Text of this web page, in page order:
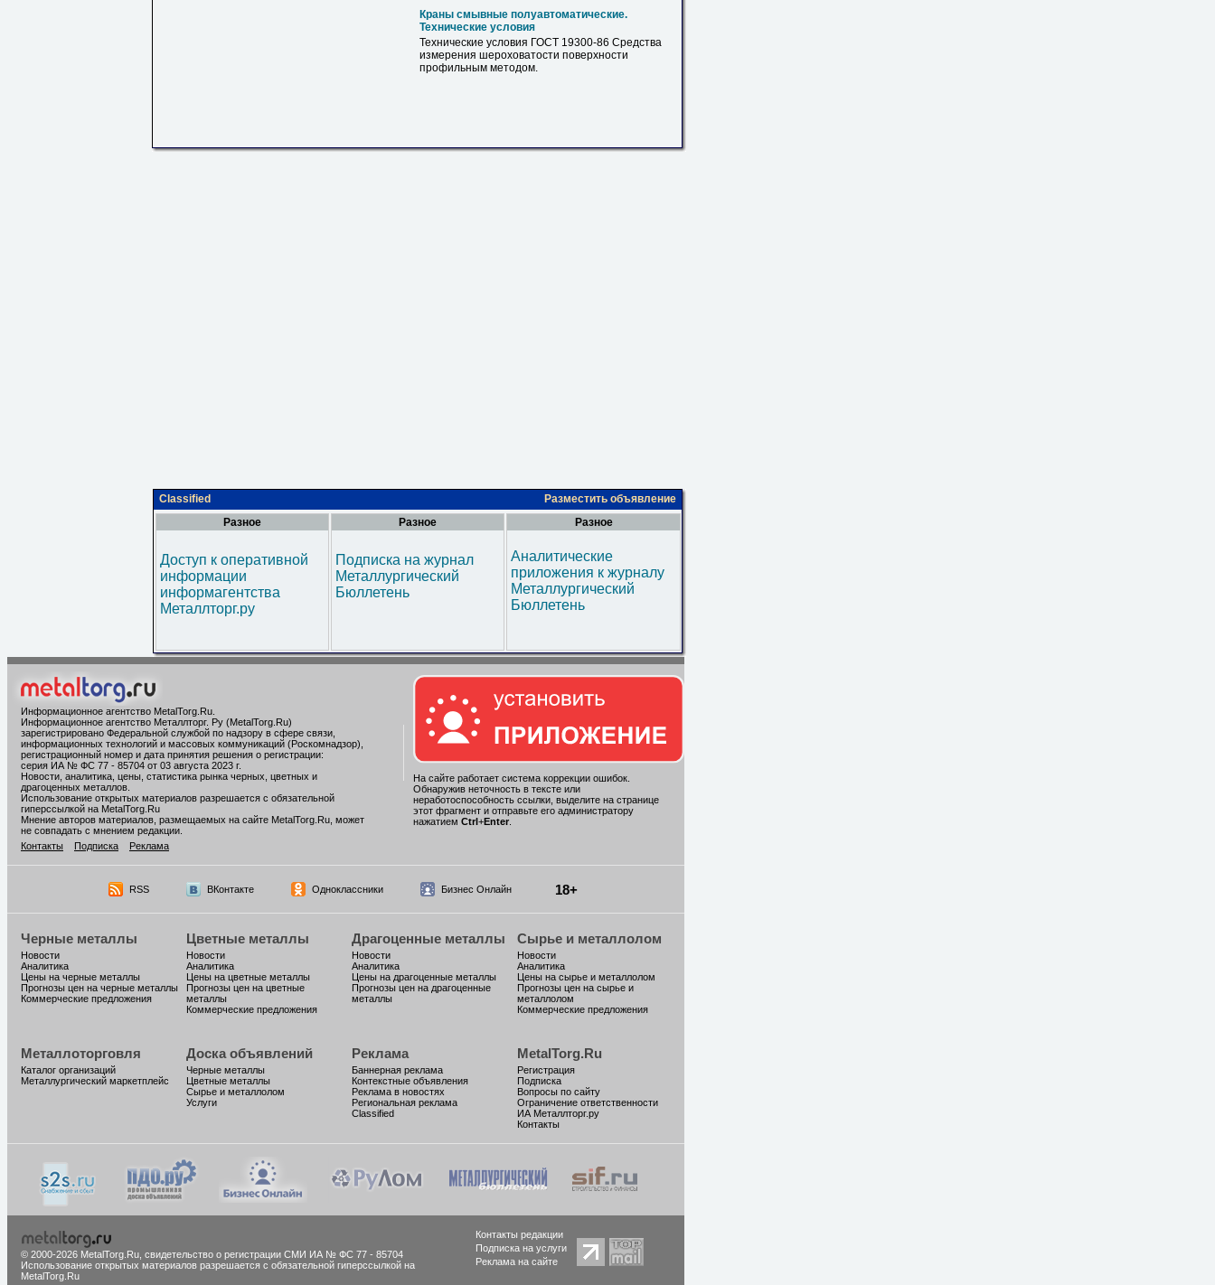
Краны смывные полуавтоматические.
Технические условия
Технические условия ГОСТ 19300-86 Средства
измерения шероховатости поверхности
профильным методом.
Classified
Разместить объявление
Разное
Доступ к оперативной
информации
информагентства
Металлторг.ру
Разное
Подписка на журнал
Металлургический
Бюллетень
Разное
Аналитические
приложения к журналу
Металлургический
Бюллетень
Информационное агентство MetalTorg.Ru
Информационное агентство Металлторг. Ру (MetalTorg.Ru)
зарегистрировано Федеральной службой по надзору в сфере связи,
информационных технологий и массовых коммуникаций (Роскомнадзор),
регистрационный номер и дата принятия решения о регистрации:
серия ИА № ФС 77 - 85704 от 03 августа 2023 г.
Новости, аналитика, цены, статистика рынка черных, цветных и
драгоценных металлов.
Использование открытых материалов разрешается с обязательной
гиперссылкой на MetalTorg.Ru
Мнение авторов материалов, размещаемых на сайте MetalTorg.Ru, может
не совпадать с мнением редакции.
Контакты
Подписка Реклама
На сайте работает система коррекции ошибок.
Обнаружив неточность в тексте или
неработоспособность ссылки, выделите на странице
этот фрагмент и отправьте его администратору
нажатием Ctrl +Enter.
RSS ВКонтакте Одноклассники Бизнес Онлайн 18+
Черные металлы
Новости
Аналитика
Цены на черные металлы
Прогнозы цен на черные металлы
Коммерческие предложения
Цветные металлы
Новости
Аналитика
Цены на цветные металлы
Прогнозы цен на цветные
металлы
Коммерческие предложения
Драгоценные металлы
Новости
Аналитика
Цены на драгоценные металлы
Прогнозы цен на драгоценные
металлы
Сырье и металлолом
Новости
Аналитика
Цены на сырье и металлолом
Прогнозы цен на сырье и
металлолом
Коммерческие предложения
Металлоторговля
Каталог организаций
Металлургический маркетплейс
Доска объявлений
Черные металлы
Цветные металлы
Сырье и металлолом
Услуги
Реклама
Баннерная реклама
Контекстные объявления
Реклама в новостях
Региональная реклама
Classified
MetalTorg.Ru
Регистрация
Подписка
Вопросы по сайту
Ограничение ответственности
ИА Металлторг.ру
Контакты
© 2000-2026 MetalTorg.Ru, cвидетельство о регистрации СМИ ИА № ФС 77 - 85704
Использование открытых материалов разрешается с обязательной гиперссылкой на
MetalTorg.Ru
Контакты редакции
Подписка на услуги
Реклама на сайте